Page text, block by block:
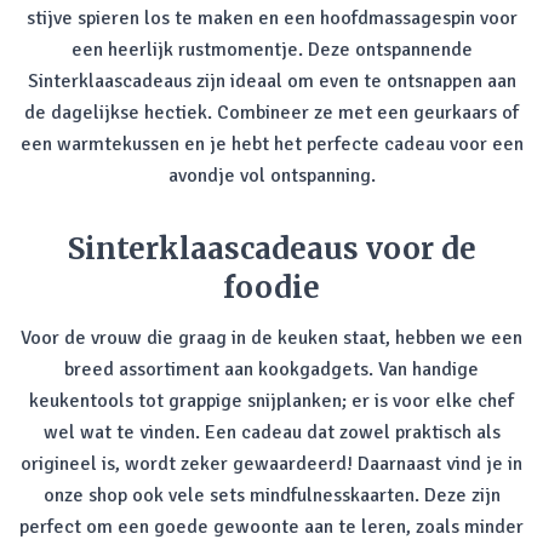
stijve spieren los te maken en een hoofdmassagespin voor
een heerlijk rustmomentje. Deze ontspannende
Sinterklaascadeaus zijn ideaal om even te ontsnappen aan
de dagelijkse hectiek. Combineer ze met een geurkaars of
een warmtekussen en je hebt het perfecte cadeau voor een
avondje vol ontspanning.
Sinterklaascadeaus voor de
foodie
Voor de vrouw die graag in de keuken staat, hebben we een
breed assortiment aan kookgadgets. Van handige
keukentools tot grappige snijplanken; er is voor elke chef
wel wat te vinden. Een cadeau dat zowel praktisch als
origineel is, wordt zeker gewaardeerd! Daarnaast vind je in
onze shop ook vele sets mindfulnesskaarten. Deze zijn
perfect om een goede gewoonte aan te leren, zoals minder